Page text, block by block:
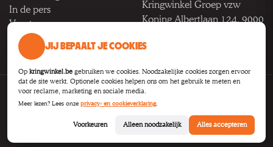
In de pers
Vacatures
Kringwinkel Groep vzw
Koning Albertlaan 124, 9000
BTW BE 1033.922.208
Kringwinkel Groep VZW.
PrivacyVoorwaardenToegankelijkheid
B2B
JIJ BEPAALT JE COOKIES
Op kringwinkel.be gebruiken we cookies. Noodzakelijke cookies zorgen ervoor
dat de site werkt. Optionele cookies helpen ons om het gebruik te meten en
voor reclame, marketing en sociale media.
Meer lezen? Lees onze privacy- en cookieverklaring.
Voorkeuren Alleen noodzakelijk Alles accepteren